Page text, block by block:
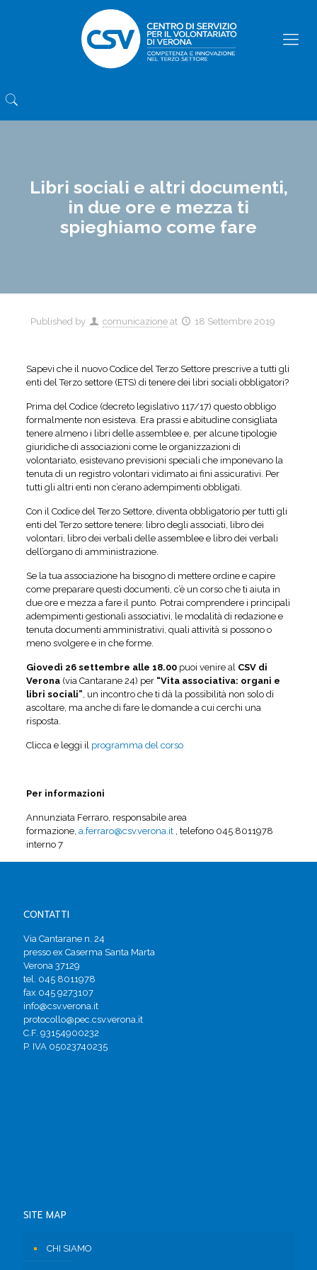
Libri sociali e altri documenti,
in due ore e mezza ti
spieghiamo come fare
Published by comunicazione at 18 Settembre 2019
Sapevi che il nuovo Codice del Terzo Settore prescrive a tutti gli
enti del Terzo settore (ETS) di tenere dei libri sociali obbligatori?
Prima del Codice (decreto legislativo 117/17) questo obbligo
formalmente non esisteva. Era prassi e abitudine consigliata
tenere almeno i libri delle assemblee e, per alcune tipologie
giuridiche di associazioni come le organizzazioni di
volontariato, esistevano previsioni speciali che imponevano la
tenuta di un registro volontari vidimato ai fini assicurativi. Per
tutti gli altri enti non c’erano adempimenti obbligati.
Con il Codice del Terzo Settore, diventa obbligatorio per tutti gli
enti del Terzo settore tenere: libro degli associati, libro dei
volontari, libro dei verbali delle assemblee e libro dei verbali
dell’organo di amministrazione.
Se la tua associazione ha bisogno di mettere ordine e capire
come preparare questi documenti, c’è un corso che ti aiuta in
due ore e mezza a fare il punto. Potrai comprendere i principali
adempimenti gestionali associativi, le modalità di redazione e
tenuta documenti amministrativi, quali attività si possono o
meno svolgere e in che forme.
Giovedì 26 settembre alle 18.00puoi venire al CSV di
Verona (via Cantarane 24) per “Vita associativa: organi e
libri sociali”, un incontro che ti dà la possibilità non solo di
ascoltare, ma anche di fare le domande a cui cerchi una
risposta.
Clicca e leggi il programma del corso
Per informazioni
Annunziata Ferraro, responsabile area
formazione, a.ferraro@csv.verona.it , telefono 045 8011978
interno 7
CONTATTI
Via Cantarane n. 24
presso ex Caserma Santa Marta
Verona 37129
tel. 045 8011978
fax 045 9273107
info@csv.verona.it
protocollo@pec.csv.verona.it
C.F. 93154900232
P. IVA 05023740235
SITE MAP
CHI SIAMO